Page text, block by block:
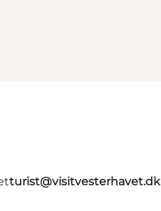
turist@visitvesterhavet.dk